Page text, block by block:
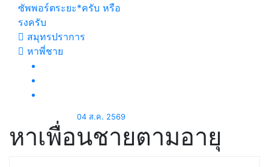
ซัพพอร์ตระยะ*ครับ หรือ
รงครับ
สมุทรปราการ
หาพี่ชาย
04 ส.ค. 2569
หาเพื่อนชายตามอายุ